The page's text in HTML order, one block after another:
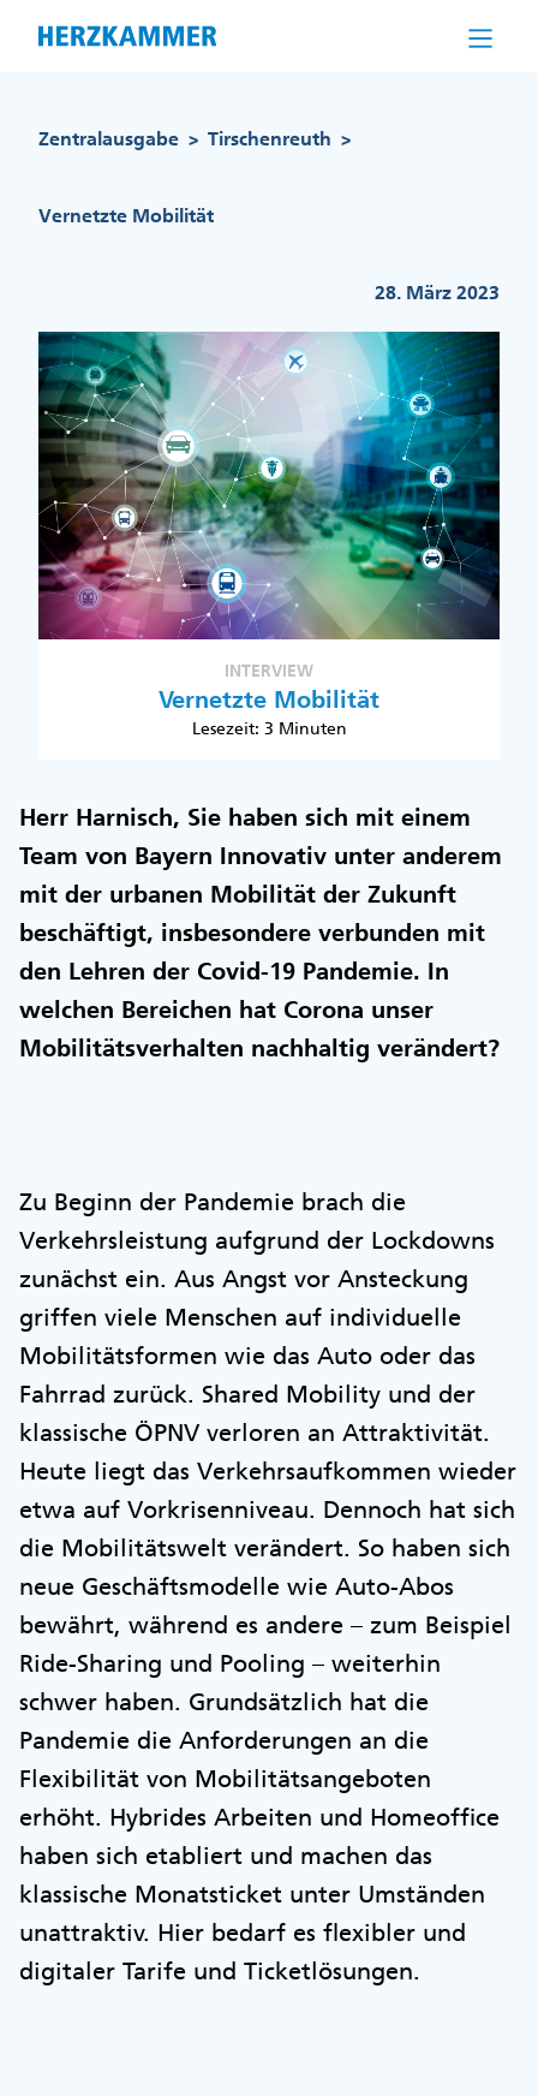
Zentralausgabe > Tirschenreuth >
Vernetzte Mobilität
28. März 2023
INTERVIEW
Vernetzte Mobilität
Lesezeit: 3 Minuten
Herr Harnisch, Sie haben sich mit einem
Team von Bayern Innovativ unter anderem
mit der urbanen Mobilität der Zukunft
beschäftigt, insbesondere verbunden mit
den Lehren der Covid-19 Pandemie. In
welchen Bereichen hat Corona unser
Mobilitätsverhalten nachhaltig verändert?
Zu Beginn der Pandemie brach die
Verkehrsleistung aufgrund der Lockdowns
zunächst ein. Aus Angst vor Ansteckung
griffen viele Menschen auf individuelle
Mobilitätsformen wie das Auto oder das
Fahrrad zurück. Shared Mobility und der
klassische ÖPNV verloren an Attraktivität.
Heute liegt das Verkehrsaufkommen wieder
etwa auf Vorkrisenniveau. Dennoch hat sich
die Mobilitätswelt verändert. So haben sich
neue Geschäftsmodelle wie Auto-Abos
bewährt, während es andere – zum Beispiel
Ride-Sharing und Pooling – weiterhin
schwer haben. Grundsätzlich hat die
Pandemie die Anforderungen an die
Flexibilität von Mobilitätsangeboten
erhöht. Hybrides Arbeiten und Homeoffice
haben sich etabliert und machen das
klassische Monatsticket unter Umständen
unattraktiv. Hier bedarf es flexibler und
digitaler Tarife und Ticketlösungen.